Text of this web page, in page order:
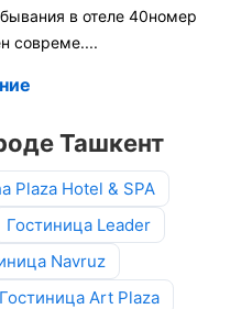
в отеле 40номер
совреме....
Ташкент
Plaza Hotel & SPA
Гостиница Leader
Navruz
Гостиница Art Plaza